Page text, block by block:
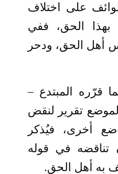
على اختلاف
بهذا الحق، ففي
أهل الحق، ودحر
قرّره المبتدع –
تقرير لنقض
أخرى، فيُذكر
تناقضه في قوله
به أهل الحق.